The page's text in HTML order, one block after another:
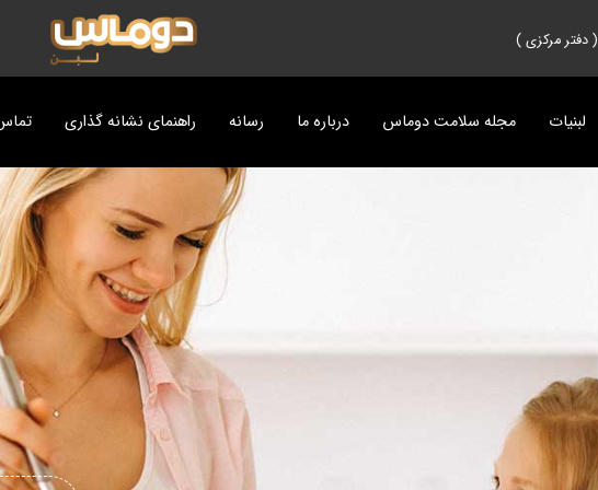
( دفتر مرکزی )
لبنیات مجله سلامت دوماس درباره ما رسانه راهنمای نشانه گذاری
دوغ
پنیر
رسانه
مجله آشپزی دوماس